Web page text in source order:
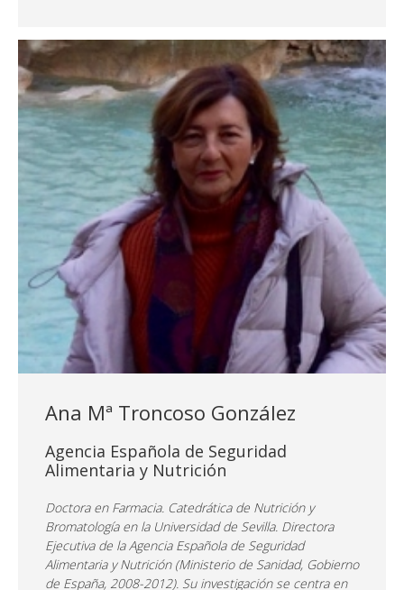
Ana Mª Troncoso González
Agencia Española de Seguridad
Alimentaria y Nutrición
Doctora en Farmacia. Catedrática de Nutrición y
Bromatología en la Universidad de Sevilla. Directora
Ejecutiva de la Agencia Española de Seguridad
Alimentaria y Nutrición (Ministerio de Sanidad, Gobierno
de España, 2008-2012). Su investigación se centra en